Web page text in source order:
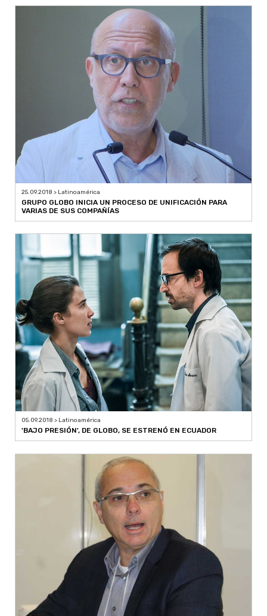
25.09.2018 > Latinoamérica
GRUPO GLOBO INICIA UN PROCESO DE UNIFICACIÓN PARA
VARIAS DE SUS COMPAÑÍAS
05.09.2018 > Latinoamérica
'BAJO PRESIÓN', DE GLOBO, SE ESTRENÓ EN ECUADOR